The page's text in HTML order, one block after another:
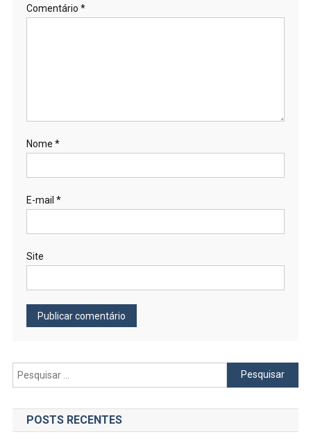
Comentário *
Nome *
E-mail *
Site
Pesquisar
por:
POSTS RECENTES